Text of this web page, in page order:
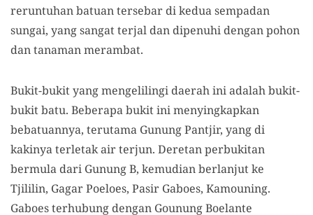
reruntuhan batuan tersebar di kedua sempadan
sungai, yang sangat terjal dan dipenuhi dengan pohon
dan tanaman merambat.
Bukit-bukit yang mengelilingi daerah ini adalah bukit-
bukit batu. Beberapa bukit ini menyingkapkan
bebatuannya, terutama Gunung Pantjir, yang di
kakinya terletak air terjun. Deretan perbukitan
bermula dari Gunung B, kemudian berlanjut ke
Tjililin, Gagar Poeloes, Pasir Gaboes, Kamouning.
Gaboes terhubung dengan Gounung Boelante